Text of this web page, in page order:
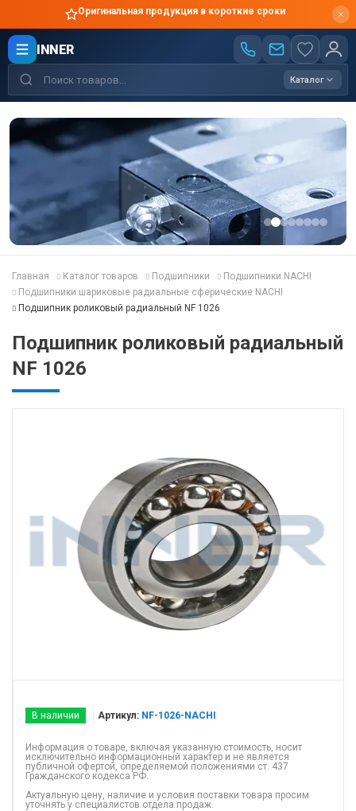
Оригинальная продукция в короткие сроки
INNER
Каталог
Главная Каталог товаров Подшипники
Подшипники NACHI
Подшипники шариковые радиальные сферические NACHI
Подшипник роликовый радиальный NF 1026
Подшипник роликовый радиальный
NF 1026
В наличии Артикул: NF-1026-NACHI
Информация о товаре, включая указанную стоимость, носит
исключительно информационный характер и не является
публичной офертой, определяемой положениями ст. 437
Гражданского кодекса РФ.
Актуальную цену, наличие и условия поставки товара просим
уточнять у специалистов отдела продаж.